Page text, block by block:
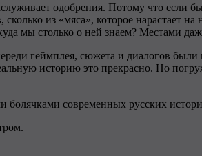
одобрения. Потому что если
из «мяса», которое нарастает
мы столько о ней знаем? Местами
геймплея, сюжета и диалогов были
историю это прекрасно. Но
современных русских